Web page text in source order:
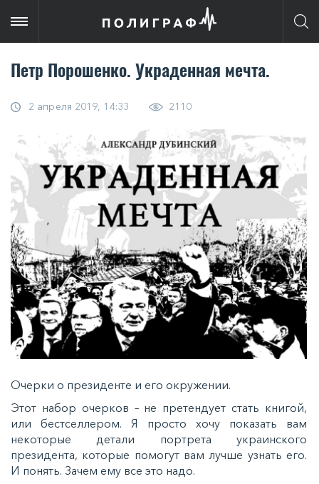
Петр Порошенко. Украденная мечта.
2 апреля 2019, 14:33 2110
Очерки о президенте и его окружении.
Этот набор очерков – не претендует стать книгой,
или бестселлером. Я просто хочу показать вам
некоторые детали портрета украинского
президента, которые помогут вам лучше узнать его.
И понять. Зачем ему все это надо.